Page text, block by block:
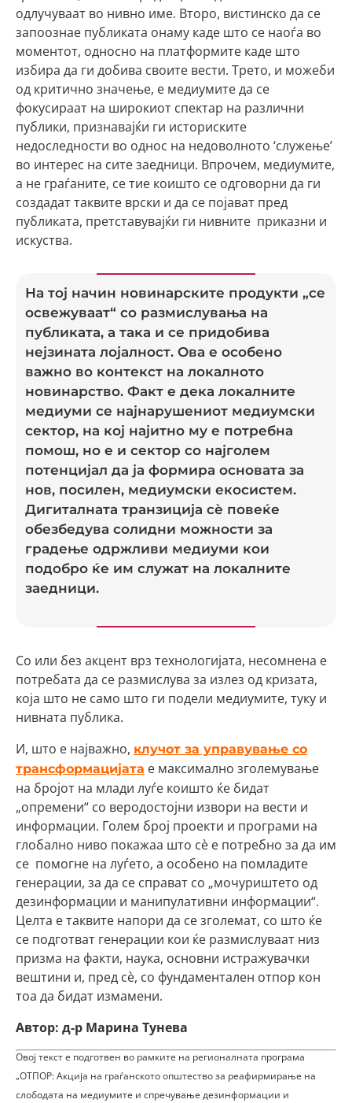
одлучуваат во нивно име. Второ, вистинско да се
запоознае публиката онаму каде што се наоѓа во
моментот, односно на платформите каде што
избира да ги добива своите вести. Трето, и можеби
од критично значење, е медиумите да се
фокусираат на широкиот спектар на различни
публики, признавајќи ги историските
недоследности во однос на недоволното ‘служење’
во интерес на сите заедници. Впрочем, медиумите,
а не граѓаните, се тие коишто се одговорни да ги
создадат таквите врски и да се појават пред
публиката, претставувајќи ги нивните приказни и
искуства.
На тој начин новинарските продукти „се
освежуваат“ со размислувања на
публиката, а така и се придобива
нејзината лојалност. Ова е особено
важно во контекст на локалното
новинарство. Факт е дека локалните
медиуми се најнарушениот медиумски
сектор, на кој најитно му е потребна
помош, но е и сектор со најголем
потенцијал да ја формира основата за
нов, посилен, медиумски екосистем.
Дигиталната транзиција сè повеќе
обезбедува солидни можности за
градење одржливи медиуми кои
подобро ќе им служат на локалните
заедници.
Со или без акцент врз технологијата, несомнена е
потребата да се размислува за излез од кризата,
која што не само што ги подели медиумите, туку и
нивната публика.
И, што е најважно, клучот за управување со
трансформацијата е максимално зголемување
на бројот на млади луѓе коишто ќе бидат
„опремени“ со веродостојни извори на вести и
информации. Голем број проекти и програми на
глобално ниво покажаа што сè е потребно за да им
се помогне на луѓето, а особено на помладите
генерации, за да се справат со „мочуриштето од
дезинформации и манипулативни информации“.
Целта е таквите напори да се зголемат, со што ќе
се подготват генерации кои ќе размислуваат низ
призма на факти, наука, основни истражувачки
вештини и, пред сè, со фундаментален отпор кон
тоа да бидат измамени.
Автор: д-р Марина Тунева
Овој текст е подготвен во рамките на регионалната програма
„ОТПОР: Акција на граѓанското општество за реафирмирање на
слободата на медиумите и спречување дезинформации и